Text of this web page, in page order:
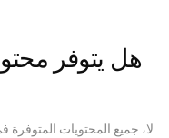
هل يتوفر
لا، جميع المحتويات